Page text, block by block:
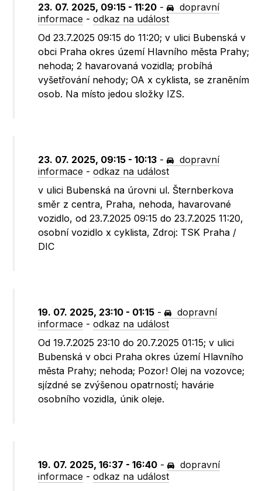
23. 07. 2025, 09:15 - 11:20 -
dopravní
informace -odkaz na událost
Od 23.7.2025 09:15 do 11:20; v ulici Bubenská v
obci Praha okres území Hlavního města Prahy;
nehoda; 2 havarovaná vozidla; probíhá
vyšetřování nehody; OA x cyklista, se zraněním
osob. Na místo jedou složky IZS.
23. 07. 2025, 09:15 - 10:13 -
dopravní
informace -odkaz na událost
v ulici Bubenská na úrovni ul. Šternberkova
směr z centra, Praha, nehoda, havarované
vozidlo, od 23.7.2025 09:15 do 23.7.2025 11:20,
osobní vozidlo x cyklista, Zdroj: TSK Praha /
DIC
19. 07. 2025, 23:10 - 01:15 -
dopravní
informace -odkaz na událost
Od 19.7.2025 23:10 do 20.7.2025 01:15; v ulici
Bubenská v obci Praha okres území Hlavního
města Prahy; nehoda; Pozor! Olej na vozovce;
sjízdné se zvýšenou opatrností; havárie
osobního vozidla, únik oleje.
19. 07. 2025, 16:37 - 16:40 -
dopravní
informace -odkaz na událost